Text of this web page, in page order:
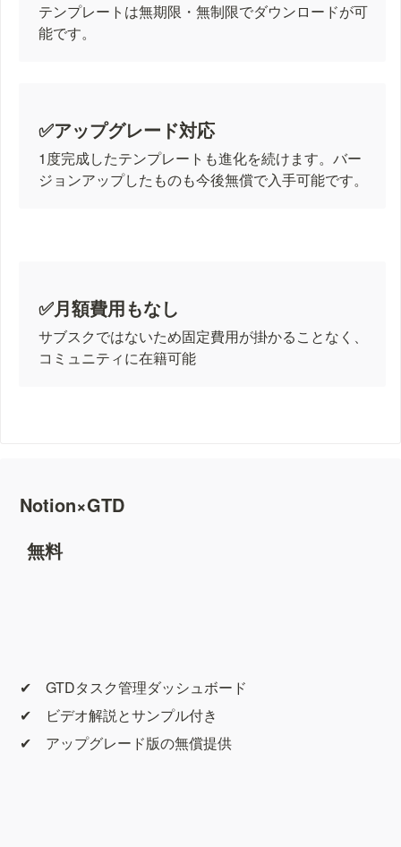
テンプレートは無期限・無制限でダウンロードが可
能です。
✅アップグレード対応
1度完成したテンプレートも進化を続けます。バー
ジョンアップしたものも今後無償で入手可能です。
✅月額費用もなし
サブスクではないため固定費用が掛かることなく、
コミュニティに在籍可能
Notion×GTD
無料
✔︎　GTDタスク管理ダッシュボード
✔︎　ビデオ解説とサンプル付き
✔︎　アップグレード版の無償提供